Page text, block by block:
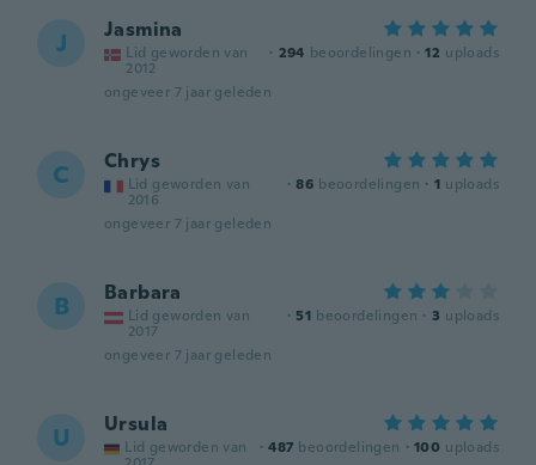
J Jasmina
Lid geworden van
2012
· 294 beoordelingen · 12 uploads
ongeveer 7 jaar geleden
C Chrys
Lid geworden van
2016
· 86 beoordelingen · 1 uploads
ongeveer 7 jaar geleden
B Barbara
Lid geworden van
2017
· 51 beoordelingen · 3 uploads
ongeveer 7 jaar geleden
U Ursula
Lid geworden van
· 487 beoordelingen · 100 uploads